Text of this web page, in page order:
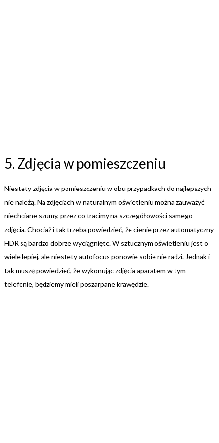
5. Zdjęcia w pomieszczeniu
Niestety zdjęcia w pomieszczeniu w obu przypadkach do najlepszych
nie należą. Na zdjęciach w naturalnym oświetleniu można zauważyć
niechciane szumy, przez co tracimy na szczegółowości samego
zdjęcia. Chociaż i tak trzeba powiedzieć, że cienie przez automatyczny
HDR są bardzo dobrze wyciągnięte. W sztucznym oświetleniu jest o
wiele lepiej, ale niestety autofocus ponowie sobie nie radzi. Jednak i
tak muszę powiedzieć, że wykonując zdjęcia aparatem w tym
telefonie, będziemy mieli poszarpane krawędzie.